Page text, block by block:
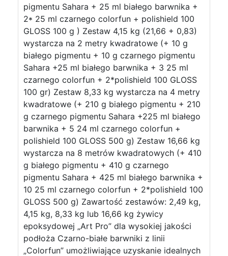
pigmentu Sahara + 25 ml białego barwnika +
2* 25 ml czarnego colorfun + polishield 100
GLOSS 100 g ) Zestaw 4,15 kg (21,66 + 0,83)
wystarcza na 2 metry kwadratowe (+ 10 g
białego pigmentu + 10 g czarnego pigmentu
Sahara +25 ml białego barwnika + 3 25 ml
czarnego colorfun + 2*polishield 100 GLOSS
100 gr) Zestaw 8,33 kg wystarcza na 4 metry
kwadratowe (+ 210 g białego pigmentu + 210
g czarnego pigmentu Sahara +225 ml białego
barwnika + 5 24 ml czarnego colorfun +
polishield 100 GLOSS 500 g) Zestaw 16,66 kg
wystarcza na 8 metrów kwadratowych (+ 410
g białego pigmentu + 410 g czarnego
pigmentu Sahara + 425 ml białego barwnika +
10 25 ml czarnego colorfun + 2*polishield 100
GLOSS 500 g) Zawartość zestawów: 2,49 kg,
4,15 kg, 8,33 kg lub 16,66 kg żywicy
epoksydowej „Art Pro” dla wysokiej jakości
podłoża Czarno-białe barwniki z linii
„Colorfun” umożliwiające uzyskanie idealnych